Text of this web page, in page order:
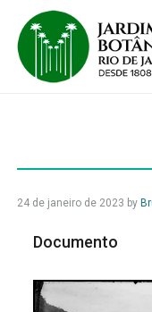
24 de janeiro de 2023 by
Documento